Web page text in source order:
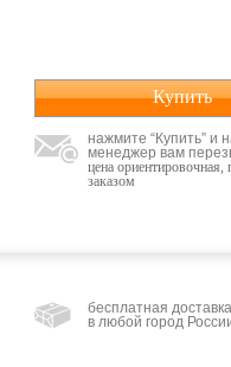
Купить
нажмите “Купить” и
менеджер вам
цена ориентировочная,
заказом
бесплатная доставка
в любой город